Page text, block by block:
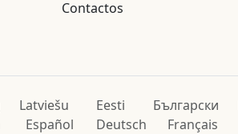
Contactos
Latviešu Eesti Български
Español Deutsch Français